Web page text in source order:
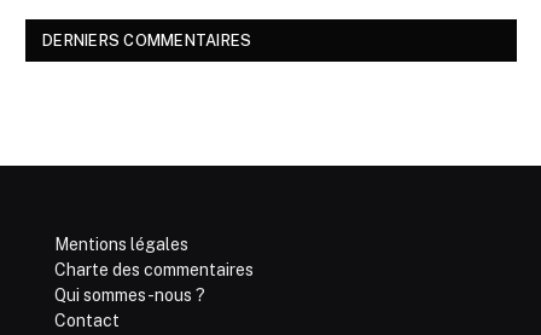
DERNIERS COMMENTAIRES
Mentions légales
Charte des commentaires
Qui sommes-nous ?
Contact